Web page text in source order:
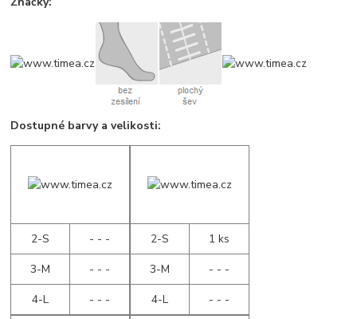
Dostupné barvy a velikosti:
2-S
- - -
3-M
- - -
4-L
- - -
2-S
1 ks
3-M
- - -
4-L
- - -